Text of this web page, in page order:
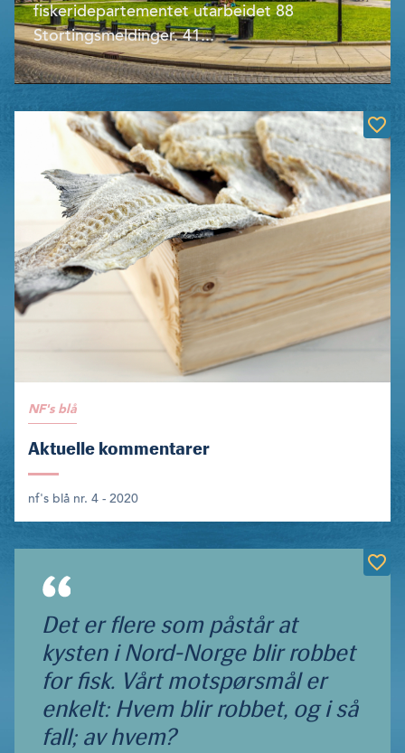
fiskeridepartementet utarbeidet 88
Stortingsmeldinger. 41...
NF's blå
Aktuelle kommentarer
nf's blå nr. 4 - 2020
Det er flere som påstår at
kysten i Nord-Norge blir robbet
for fisk. Vårt motspørsmål er
enkelt: Hvem blir robbet, og i så
fall; av hvem?